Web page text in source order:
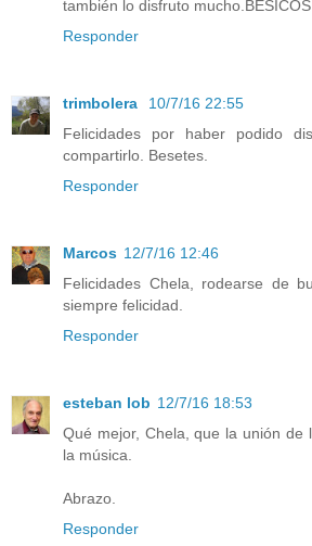
también lo disfruto mucho.BESICOS
Responder
trimbolera
10/7/16 22:55
Felicidades por haber podido
compartirlo. Besetes.
Responder
Marcos 12/7/16 12:46
Felicidades Chela, rodearse de
siempre felicidad.
Responder
esteban lob 12/7/16 18:53
Qué mejor, Chela, que la unión de
la música.
Abrazo.
Responder